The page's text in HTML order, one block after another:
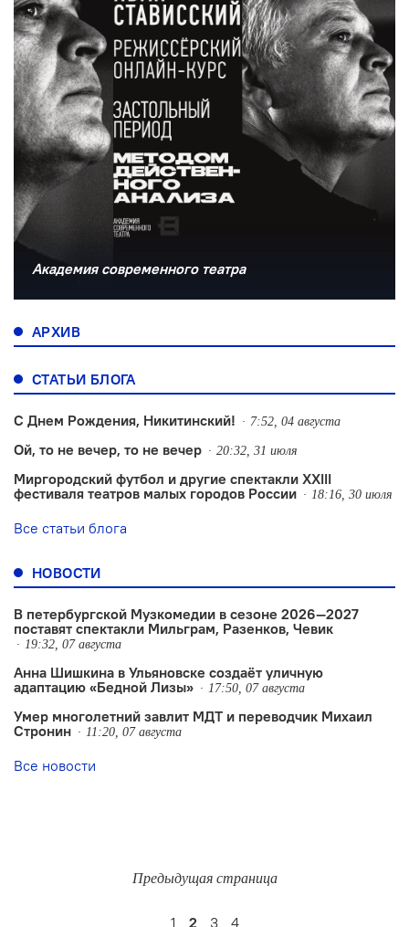
Академия современного театра
АРХИВ
СТАТЬИ БЛОГА
С Днем Рождения, Никитинский! 7:52, 04 августа
Ой, то не вечер, то не вечер 20:32, 31 июля
Миргородский футбол и другие спектакли XXIII
фестиваля театров малых городов России
18:16, 30 июля
Все статьи блога
НОВОСТИ
В петербургской Музкомедии в сезоне 2026—2027
поставят спектакли Мильграм, Разенков, Чевик
19:32, 07 августа
Анна Шишкина в Ульяновске создаëт уличную
адаптацию «Бедной Лизы»
17:50, 07 августа
Умер многолетний завлит МДТ и переводчик Михаил
Стронин
11:20, 07 августа
Все новости
Предыдущая страница
1 2 3 4